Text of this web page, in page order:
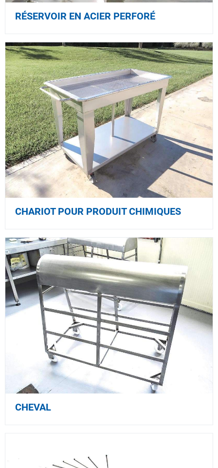
RÉSERVOIR EN ACIER PERFORÉ
CHARIOT POUR PRODUIT CHIMIQUES
CHEVAL